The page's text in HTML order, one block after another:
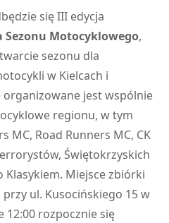
się III edycja
Sezonu Motocyklowego,
sezonu dla
w Kielcach i
organizowane jest wspólnie
regionu, w tym
MC, Road Runners MC, CK
Świętokrzyskich
Miejsce zbiórki
ul. Kusocińskiego 15 w
12:00 rozpocznie się